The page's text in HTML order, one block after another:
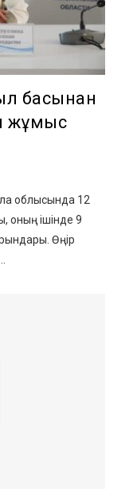
басынан
жұмыс
облысында 12
оның ішінде 9
Өңір